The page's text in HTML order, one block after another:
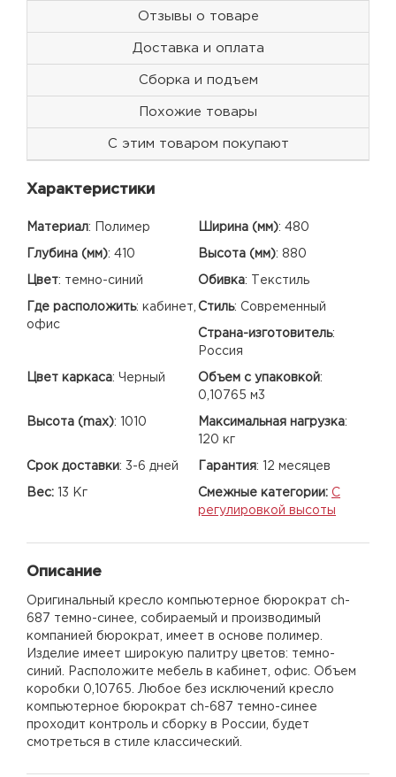
Отзывы о товаре
Доставка и оплата
Сборка и подъем
Похожие товары
С этим товаром покупают
Характеристики
Материал: Полимер Ширина (мм): 480
Глубина (мм): 410 Высота (мм): 880
Цвет: темно-синий Обивка: Текстиль
Где расположить: кабинет,
офис
Стиль: Современный
Страна-изготовитель:
Россия
Цвет каркаса: Черный Объем с упаковкой:
0,10765 м3
Высота (max): 1010 Максимальная нагрузка:
120 кг
Срок доставки: 3-6 дней Гарантия: 12 месяцев
Вес: 13 Кг Смежные категории: С
регулировкой высоты
Описание
Оригинальный кресло компьютерное бюрократ ch-
687 темно-синее, собираемый и производимый
компанией бюрократ, имеет в основе полимер.
Изделие имеет широкую палитру цветов: темно-
синий. Расположите мебель в кабинет, офис. Объем
коробки 0,10765. Любое без исключений кресло
компьютерное бюрократ ch-687 темно-синее
проходит контроль и сборку в России, будет
смотреться в стиле классический.